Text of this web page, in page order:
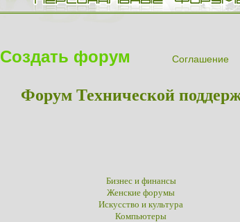
Создать форум Соглашение
Форум Технической
Бизнес и финансы
Женские форумы
Искусство и культура
Компьютеры